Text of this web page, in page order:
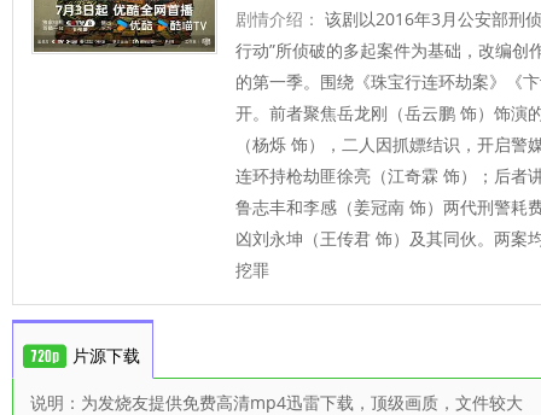
剧情介绍： 该剧以2016年3月公安部刑
行动”所侦破的多起案件为基础，改编创
的第一季。围绕《珠宝行连环劫案》《
开。前者聚焦岳龙刚（岳云鹏 饰）饰演
（杨烁 饰），二人因抓嫖结识，开启
连环持枪劫匪徐亮（江奇霖 饰）；后者
鲁志丰和李感（姜冠南 饰）两代刑警耗
凶刘永坤（王传君 饰）及其同伙。两案
挖罪
片源下载
说明：为发烧友提供免费高清mp4迅雷下载，顶级画质，文件较大